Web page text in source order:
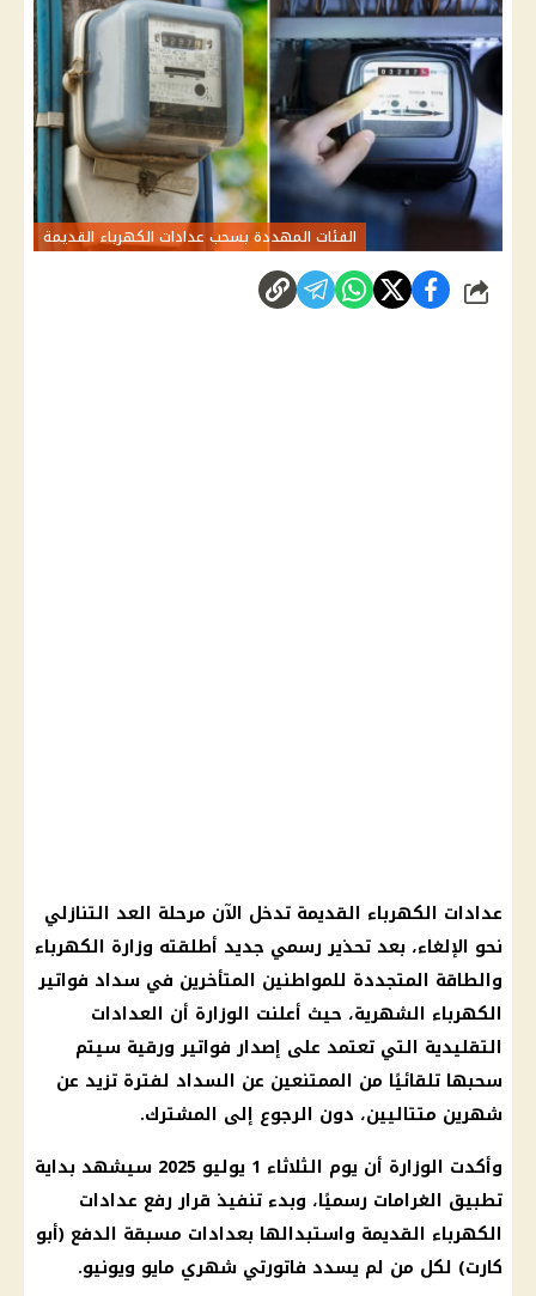
الفئات المهددة بسحب عدادات الكهرباء القديمة
شارك
عدادات الكهرباء القديمة تدخل الآن مرحلة العد التنازلي
نحو الإلغاء، بعد تحذير رسمي جديد أطلقته وزارة الكهرباء
والطاقة المتجددة للمواطنين المتأخرين في سداد فواتير
الكهرباء الشهرية، حيث أعلنت الوزارة أن العدادات
التقليدية التي تعتمد على إصدار فواتير ورقية سيتم
سحبها تلقائيًا من الممتنعين عن السداد لفترة تزيد عن
شهرين متتاليين، دون الرجوع إلى المشترك.
وأكدت الوزارة أن يوم الثلاثاء 1 يوليو 2025 سيشهد بداية
تطبيق الغرامات رسميًا، وبدء تنفيذ قرار رفع عدادات
الكهرباء القديمة واستبدالها بعدادات مسبقة الدفع (أبو
كارت) لكل من لم يسدد فاتورتي شهري مايو ويونيو.